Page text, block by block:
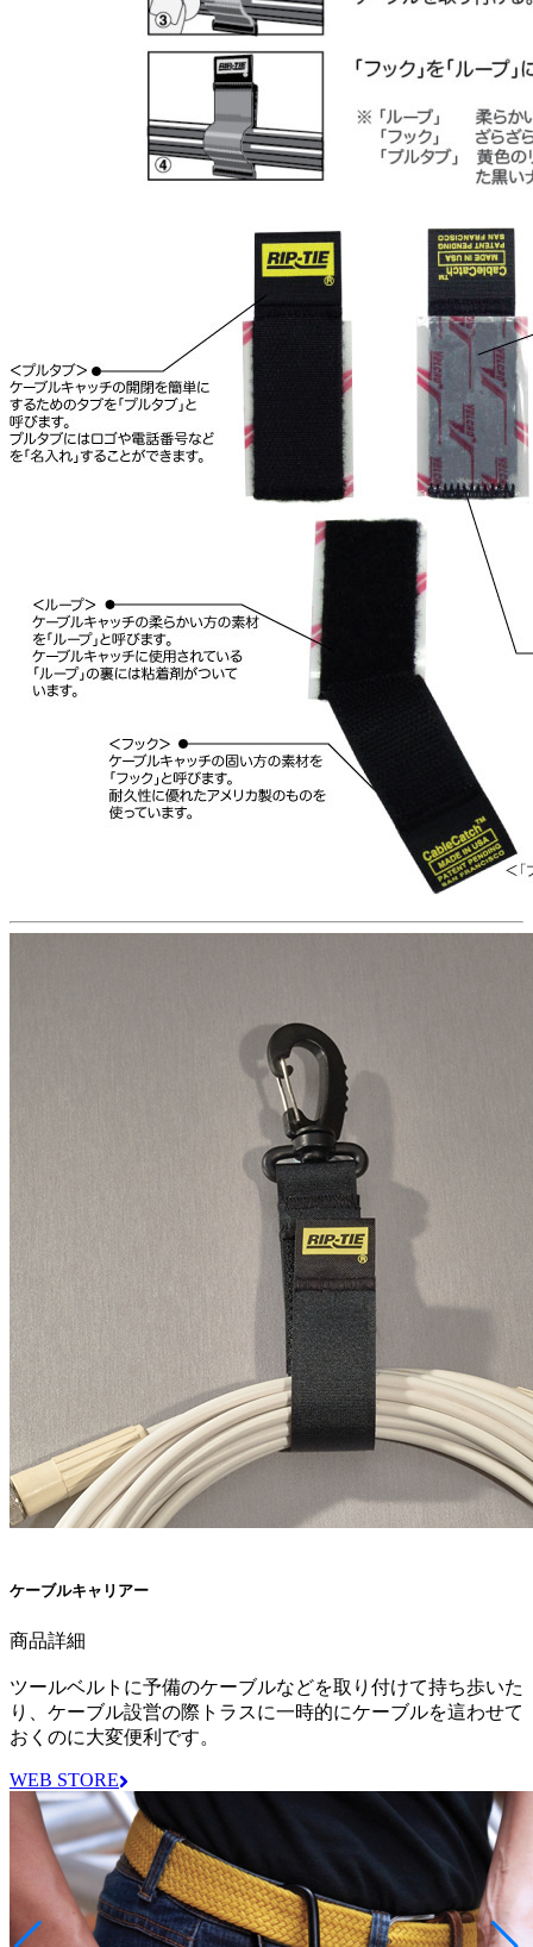
ケーブルキャリアー
商品詳細
ツールベルトに予備のケーブルなどを取り付けて持ち歩いた
り、ケーブル設営の際トラスに一時的にケーブルを這わせて
おくのに大変便利です。
WEB STORE